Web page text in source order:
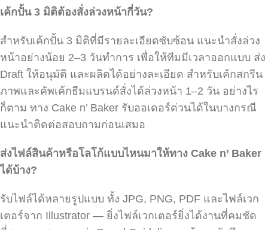
เค้กปั้น 3 มิติต้องสั่งล่วงหน้ากี่วัน?
สำหรับเค้กปั้น 3 มิติที่มีรายละเอียดซับซ้อน แนะนำสั่งล่วง
หน้าอย่างน้อย 2–3 วันทำการ เพื่อให้ทีมมีเวลาออกแบบ ส่ง
Draft ให้อนุมัติ และผลิตได้อย่างละเอียด สำหรับเค้กสกรีน
ภาพและคัพเค้กธีมแบรนด์สั่งได้ล่วงหน้า 1–2 วัน อย่างไร
ก็ตาม ทาง Cake n’ Baker รับออเดอร์ด่วนได้ในบางกรณี
แนะนำติดต่อสอบถามก่อนเสมอ
ส่งไฟล์สินค้าหรือโลโก้แบบไหนมาให้ทาง Cake n’ Baker
ได้บ้าง?
รับไฟล์ได้หลายรูปแบบ ทั้ง JPG, PNG, PDF และไฟล์เวก
เตอร์จาก Illustrator — ยิ่งไฟล์เวกเตอร์ยิ่งได้งานที่คมชัด